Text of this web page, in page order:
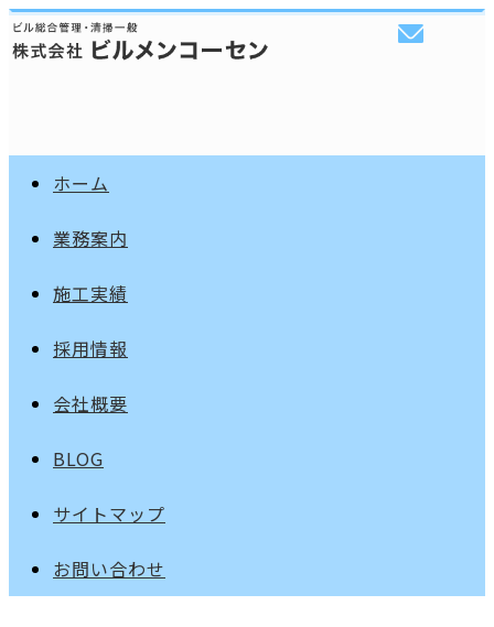
ホーム
業務案内
施工実績
採用情報
会社概要
BLOG
サイトマップ
お問い合わせ